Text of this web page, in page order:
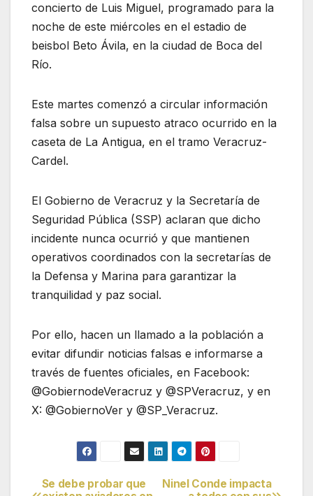
concierto de Luis Miguel, programado para la
noche de este miércoles en el estadio de
beisbol Beto Ávila, en la ciudad de Boca del
Río.
Este martes comenzó a circular información
falsa sobre un supuesto atraco ocurrido en la
caseta de La Antigua, en el tramo Veracruz-
Cardel.
El Gobierno de Veracruz y la Secretaría de
Seguridad Pública (SSP) aclaran que dicho
incidente nunca ocurrió y que mantienen
operativos coordinados con la secretarías de
la Defensa y Marina para garantizar la
tranquilidad y paz social.
Por ello, hacen un llamado a la población a
evitar difundir noticias falsas e informarse a
través de fuentes oficiales, en Facebook:
@GobiernodeVeracruz y @SPVeracruz, y en
X: @GobiernoVer y @SP_Veracruz.
Ninel Conde impacta
Se debe probar que